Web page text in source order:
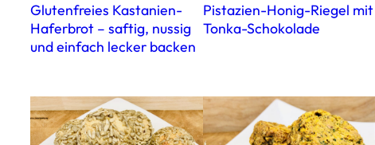
Glutenfreies Kastanien-
Haferbrot – saftig, nussig
und einfach lecker backen
Pistazien-Honig-Riegel mit
Tonka-Schokolade